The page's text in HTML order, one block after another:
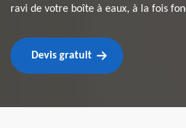
ravi de votre boîte à eaux, à la fois
Devis gratuit